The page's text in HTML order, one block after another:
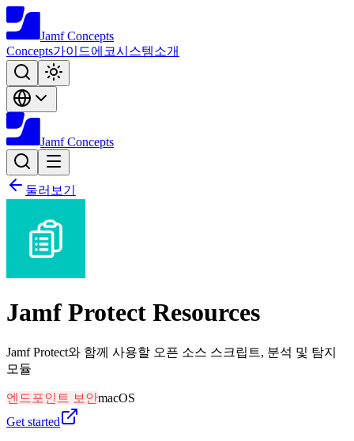
Jamf Concepts
Concepts가이드에코시스템소개
Jamf Concepts
둘러보기
Jamf Protect Resources
Jamf Protect와 함께 사용할 오픈 소스 스크립트, 분석 및 탐지
모듈
엔드포인트 보안macOS
Get started